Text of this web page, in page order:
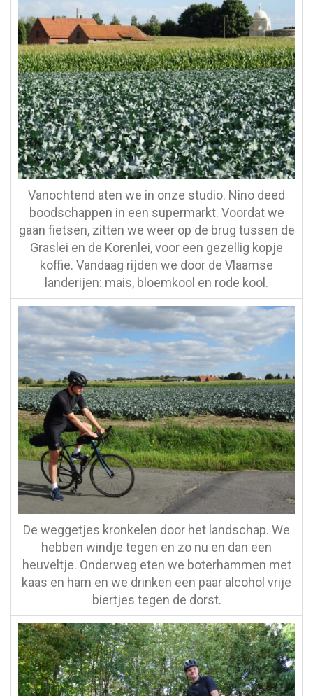
Vanochtend aten we in onze studio. Nino deed
boodschappen in een supermarkt. Voordat we
gaan fietsen, zitten we weer op de brug tussen de
Graslei en de Korenlei, voor een gezellig kopje
koffie. Vandaag rijden we door de Vlaamse
landerijen: mais, bloemkool en rode kool.
De weggetjes kronkelen door het landschap. We
hebben windje tegen en zo nu en dan een
heuveltje. Onderweg eten we boterhammen met
kaas en ham en we drinken een paar alcohol vrije
biertjes tegen de dorst.